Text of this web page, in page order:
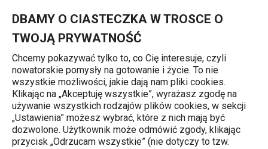
DBAMY O CIASTECZKA W TROSCE O
TWOJĄ PRYWATNOŚĆ
Chcemy pokazywać tylko to, co Cię interesuje, czyli
nowatorskie pomysły na gotowanie i życie. To nie
wszystkie możliwości, jakie dają nam pliki cookies.
Klikając na „Akceptuję wszystkie”, wyrażasz zgodę na
używanie wszystkich rodzajów plików cookies, w sekcji
„Ustawienia” możesz wybrać, które z nich mają być
dozwolone. Użytkownik może odmówić zgody, klikając
przycisk „Odrzucam wszystkie” (nie dotyczy to tzw.
Naczynia na śmietanę i miód
Mlecznik ALL FIT ONE, mały